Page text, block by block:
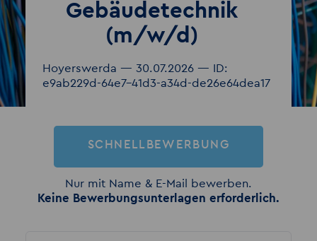
Gebäudetechnik
(m/w/d)
Hoyerswerda — 30.07.2026 — ID:
e9ab229d-64e7-41d3-a34d-de26e64dea17
SCHNELLBEWERBUNG
Nur mit Name & E-Mail bewerben.
Keine Bewerbungsunterlagen erforderlich.